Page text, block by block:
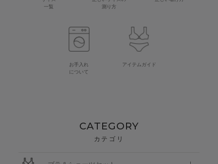
一覧
測り方
お手入れ
について
アイテムガイド
CATEGORY
カテゴリ